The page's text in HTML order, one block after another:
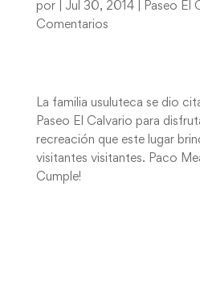
por Jul 30, 2014| Paseo El
Comentarios
La familia usuluteca se dio
Paseo El Calvario para
recreación que este lugar
visitantes visitantes. Paco
Cumple!